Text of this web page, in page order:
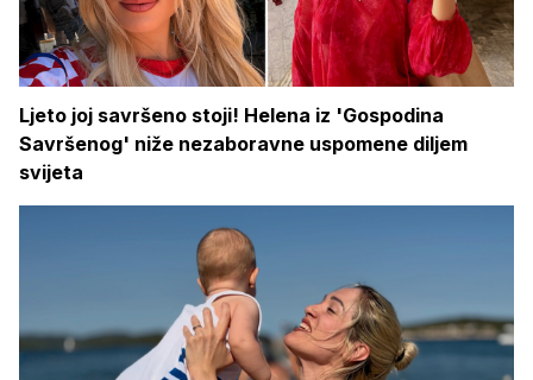
Ljeto joj savršeno stoji! Helena iz 'Gospodina
Savršenog' niže nezaboravne uspomene diljem
svijeta